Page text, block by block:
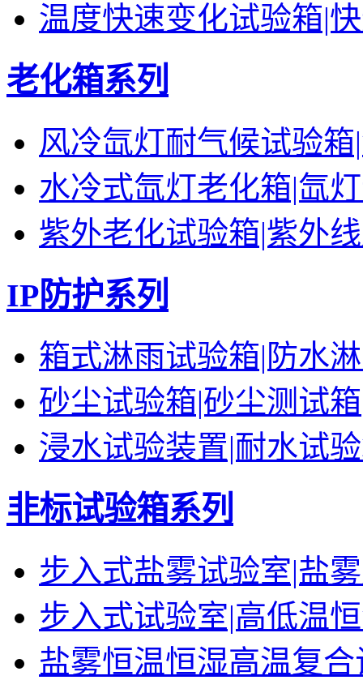
温度快速变化试验箱|
老化箱系列
风冷氙灯耐气候试验箱
水冷式氙灯老化箱|氙
紫外老化试验箱|紫外
IP防护系列
箱式淋雨试验箱|防水
砂尘试验箱|砂尘测试箱
浸水试验装置|耐水试
非标试验箱系列
步入式盐雾试验室|盐
步入式试验室|高低温
盐雾恒温恒湿高温复合